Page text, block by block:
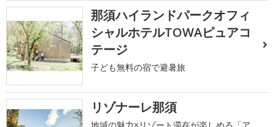
那須ハイランドパークオフィ
シャルホテルTOWAピュアコ
テージ
子ども無料の宿で避暑旅
リゾナーレ那須